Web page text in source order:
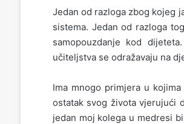
Jedan od razloga zbog kojeg
sistema. Jedan od razloga
samopouzdanje kod
učiteljstva se odražavaju na
Ima mnogo primjera u
ostatak svog života vjerujući
jedan moj kolega u medresi